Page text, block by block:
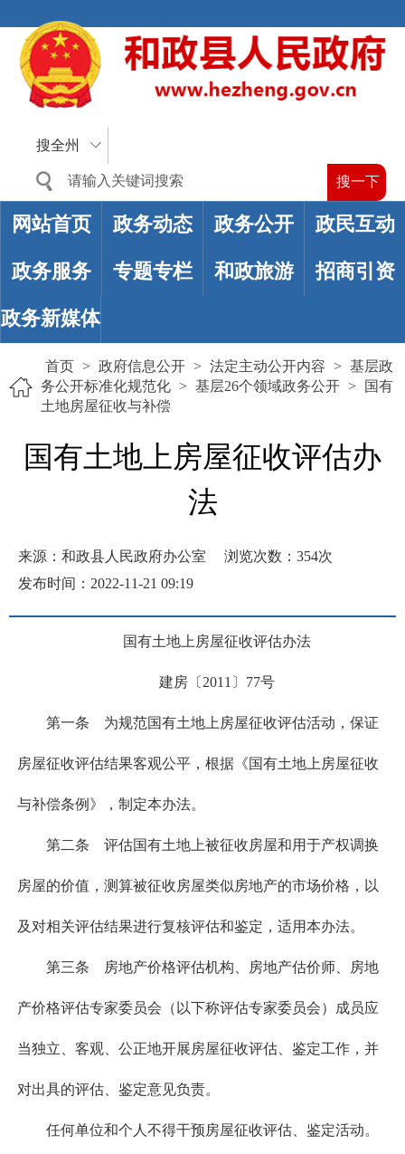
搜全州
网站首页 政务动态 政务公开 政民互动
政务服务 专题专栏 和政旅游 招商引资
政务新媒体
首页 > 政府信息公开 > 法定主动公开内容 > 基层政
务公开标准化规范化 > 基层26个领域政务公开 >
国有
土地房屋征收与补偿
国有土地上房屋征收评估办
法
来源：和政县人民政府办公室 浏览次数： 354次
发布时间：2022-11-21 09:19
国有土地上房屋征收评估办法
建房〔2011〕77号
第一条 为规范国有土地上房屋征收评估活动，保证
房屋征收评估结果客观公平，根据《国有土地上房屋征收
与补偿条例》，制定本办法。
第二条 评估国有土地上被征收房屋和用于产权调换
房屋的价值，测算被征收房屋类似房地产的市场价格，以
及对相关评估结果进行复核评估和鉴定，适用本办法。
第三条 房地产价格评估机构、房地产估价师、房地
产价格评估专家委员会（以下称评估专家委员会）成员应
当独立、客观、公正地开展房屋征收评估、鉴定工作，并
对出具的评估、鉴定意见负责。
任何单位和个人不得干预房屋征收评估、鉴定活动。